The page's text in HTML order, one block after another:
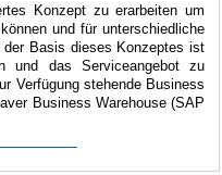
Konzept zu erarbeiten um
und für unterschiedliche
Basis dieses Konzeptes ist
und das Serviceangebot zu
Verfügung stehende Business
Business Warehouse (SAP